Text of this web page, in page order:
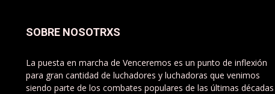
SOBRE NOSOTRXS
La puesta en marcha de Venceremos es un punto de inflexión
para gran cantidad de luchadores y luchadoras que venimos
siendo parte de los combates populares de las últimas décadas